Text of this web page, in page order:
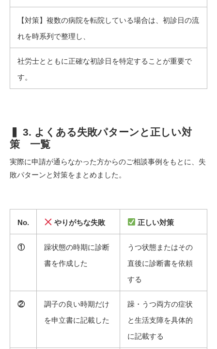
【対策】複数の病院を転院している場合は、初診日の流
れを時系列で整理し、
社労士とともに正確な初診日を特定することが重要で
す。
▍ 3. よくある失敗パターンと正しい対
策 一覧
実際に申請が通らなかった方からのご相談事例をもとに、失
敗パターンと対策をまとめました。
No. やりがちな失敗 正しい対策
①
躁状態の時期に診断
書を作成した
うつ状態またはその
直後に診断書を依頼
する
②
調子の良い時期だけ
を申立書に記載した
躁・うつ両方の症状
と生活支障を具体的
に記載する